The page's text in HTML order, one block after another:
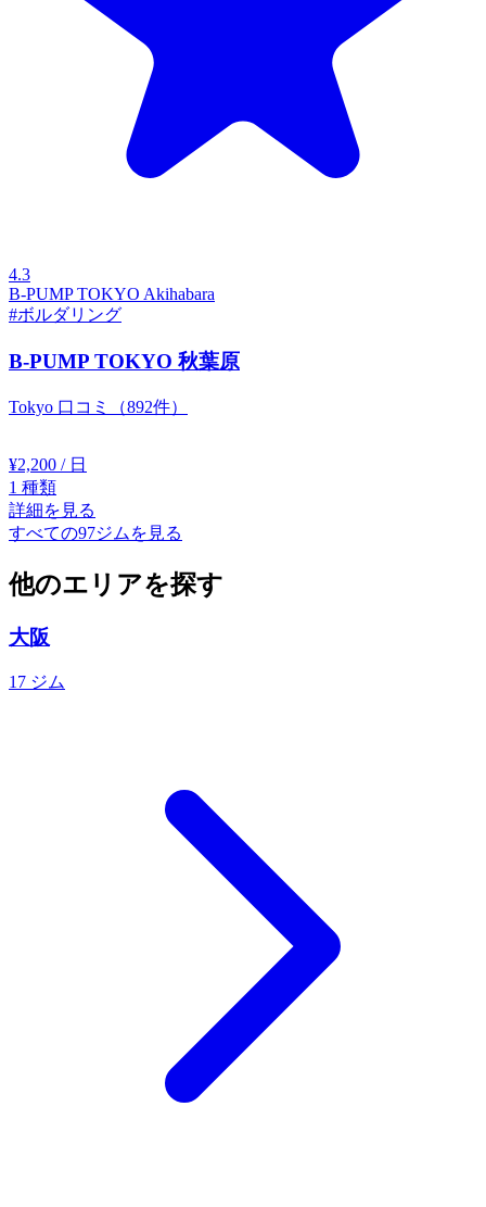
4.3
B-PUMP TOKYO Akihabara
#ボルダリング
B-PUMP TOKYO 秋葉原
Tokyo 口コミ（892件）
¥2,200 / 日
1 種類
詳細を見る
すべての97ジムを見る
他のエリアを探す
大阪
17 ジム